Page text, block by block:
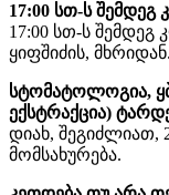
17:00 სთ-ს
17:00 სთ-ს შემდეგ
ყიფშიძის, მხრიდან.
სტომატოლოგია,
ექსტრაქცია)
დიახ, შეგიძლიათ,
მომსახურება.